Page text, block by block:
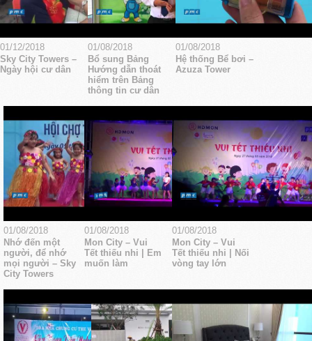
01/12/2018
Sky City Towers –
Ngày hội cư dân
01/08/2018
Bổ sung Bảng
Hướng dẫn thoát
hiểm trên Bảng
thông tin cư dân
01/08/2018
Hệ thống Bể bơi –
Azuza Tower
01/08/2018
Nhớ đến một
người, để nhớ
mọi người – Sky
City Towers
01/08/2018
Mon City – Vui
Tết thiếu nhi | Em
muốn làm
01/08/2018
Mon City – Vui
Tết thiếu nhi | Nối
vòng tay lớn